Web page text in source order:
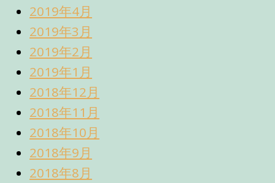
2019年4月
2019年3月
2019年2月
2019年1月
2018年12月
2018年11月
2018年10月
2018年9月
2018年8月